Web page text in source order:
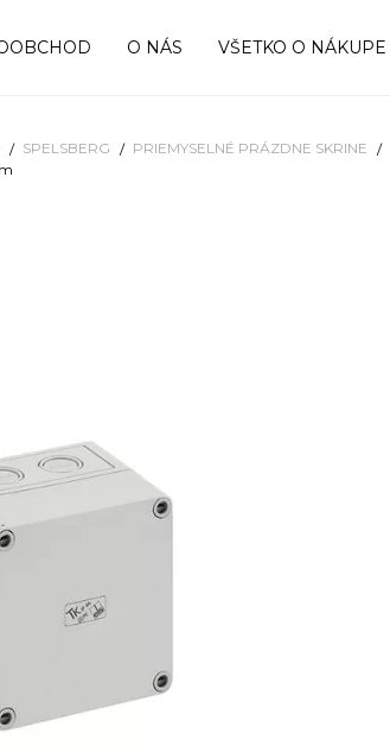
O NÁS VŠETKO O NÁKUPE
SPELSBERG PRIEMYSELNÉ PRÁZDNE SKRINE